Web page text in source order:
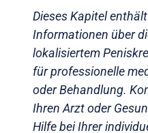
Dieses Kapitel
Informationen über
lokalisiertem
für professionelle
oder Behandlung.
Ihren Arzt oder
Hilfe bei Ihrer